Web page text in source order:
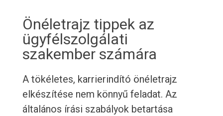
Önéletrajz tippek az
ügyfélszolgálati
szakember számára
A tökéletes, karrierindító önéletrajz
elkészítése nem könnyű feladat. Az
általános írási szabályok betartása